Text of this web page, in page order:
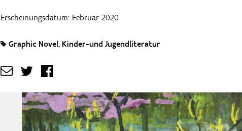
Erscheinungsdatum: Februar 2020
Graphic Novel Kinder-und Jugendliteratur